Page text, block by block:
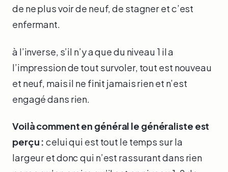
de ne plus voir de neuf, de stagner et c’est
enfermant.
à l’inverse, s’il n’y a que du niveau 1 il a
l’impression de tout survoler, tout est nouveau
et neuf, mais il ne finit jamais rien et n’est
engagé dans rien.
Voilà comment en général le généraliste est
perçu : celui qui est tout le temps sur la
largeur et donc qui n’est rassurant dans rien